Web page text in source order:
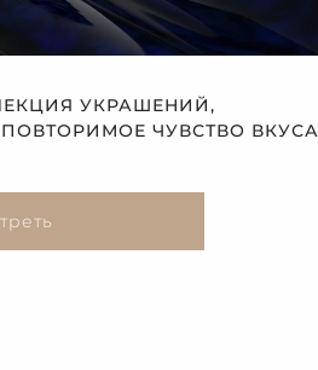
УКРАШЕНИЙ,
ЧУВСТВО ВКУСА